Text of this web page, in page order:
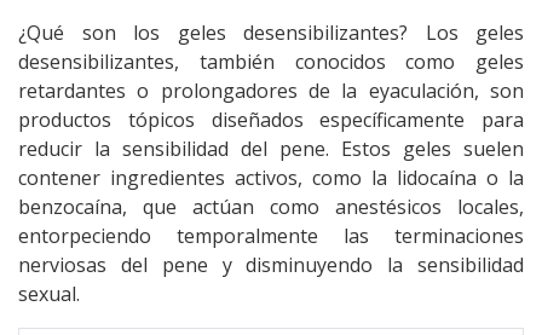
¿Qué son los geles desensibilizantes? Los geles
desensibilizantes, también conocidos como geles
retardantes o prolongadores de la eyaculación, son
productos tópicos diseñados específicamente para
reducir la sensibilidad del pene. Estos geles suelen
contener ingredientes activos, como la lidocaína o la
benzocaína, que actúan como anestésicos locales,
entorpeciendo temporalmente las terminaciones
nerviosas del pene y disminuyendo la sensibilidad
sexual.